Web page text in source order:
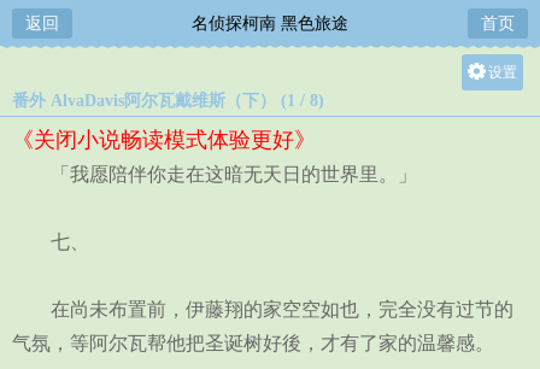
返回 名侦探柯南 黑色旅途 首页
设置
番外 AlvaDavis阿尔瓦戴维斯（下） (1 / 8)
《关闭小说畅读模式体验更好》
「我愿陪伴你走在这暗无天日的世界里。」
七、
在尚未布置前，伊藤翔的家空空如也，完全没有过节的
气氛，等阿尔瓦帮他把圣诞树好後，才有了家的温馨感。